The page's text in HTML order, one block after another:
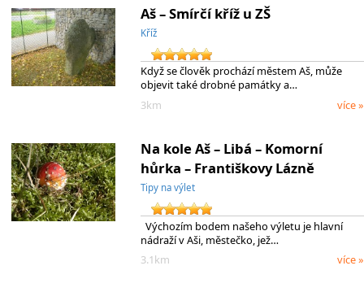
Aš – Smírčí kříž u ZŠ
Kříž
Když se člověk prochází městem Aš, může
objevit také drobné památky a…
3km
více »
Na kole Aš – Libá – Komorní
hůrka – Františkovy Lázně
Tipy na výlet
Výchozím bodem našeho výletu je hlavní
nádraží v Aši, městečko, jež…
3.1km
více »